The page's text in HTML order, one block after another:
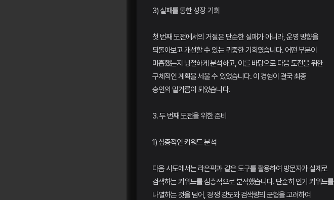
3) 실패를 통한 성장 기회
첫 번째 도전에서의 거절은 단순한 실패가 아니라, 운영 방향을
되돌아보고 개선할 수 있는 귀중한 기회였습니다. 어떤 부분이
미흡했는지 냉철하게 분석하고, 이를 바탕으로 다음 도전을 위한
구체적인 계획을 세울 수 있었습니다. 이 경험이 결국 최종
승인의 밑거름이 되었습니다.
3. 두 번째 도전을 위한 준비
1) 심층적인 키워드 분석
다음 시도에서는 라온픽과 같은 도구를 활용하여 방문자가 실제로
검색하는 키워드를 심층적으로 분석했습니다. 단순히 인기 키워드를
나열하는 것을 넘어, 경쟁 강도와 검색량의 균형을 고려하여